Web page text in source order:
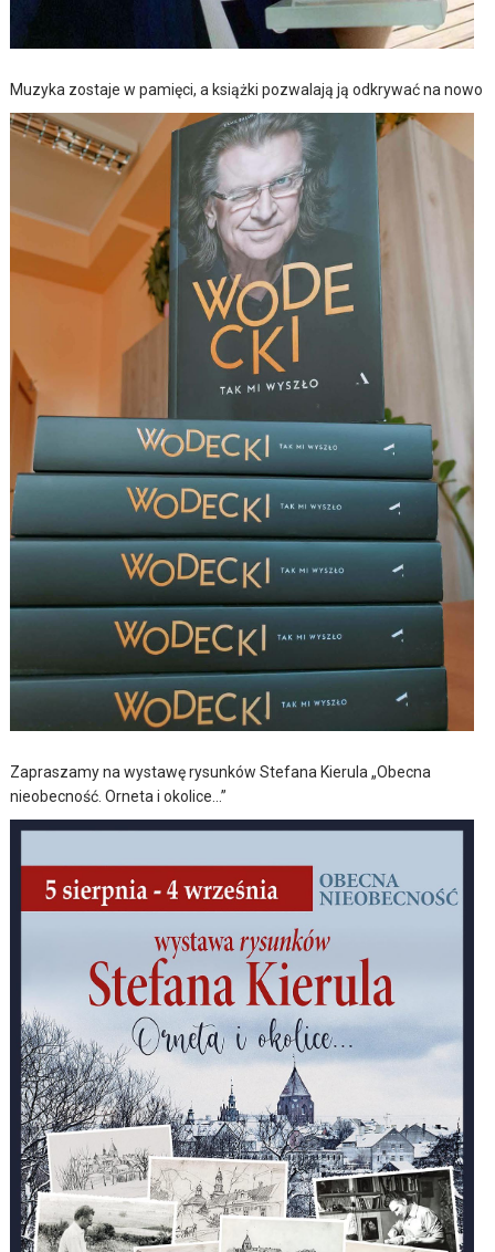
Muzyka zostaje w pamięci, a książki pozwalają ją odkrywać na nowo
Zapraszamy na wystawę rysunków Stefana Kierula „Obecna
nieobecność. Orneta i okolice…”